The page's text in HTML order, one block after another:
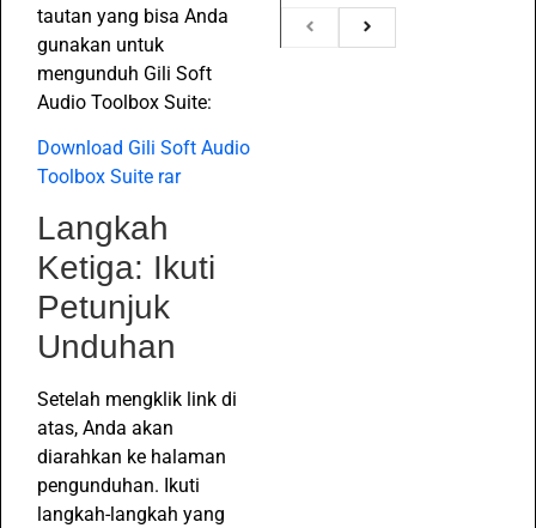
tautan yang bisa Anda
gunakan untuk
mengunduh Gili Soft
Audio Toolbox Suite:
Download Gili Soft Audio
Toolbox Suite rar
Langkah
Ketiga: Ikuti
Petunjuk
Unduhan
Setelah mengklik link di
atas, Anda akan
diarahkan ke halaman
pengunduhan. Ikuti
langkah-langkah yang